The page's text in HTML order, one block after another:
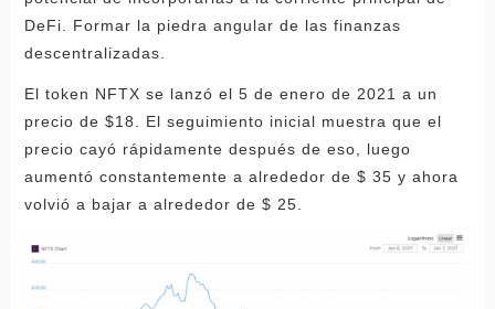
DeFi. Formar la piedra angular de las finanzas
descentralizadas.
El token NFTX se lanzó el 5 de enero de 2021 a un
precio de $18. El seguimiento inicial muestra que el
precio cayó rápidamente después de eso, luego
aumentó constantemente a alrededor de $ 35 y ahora
volvió a bajar a alrededor de $ 25.